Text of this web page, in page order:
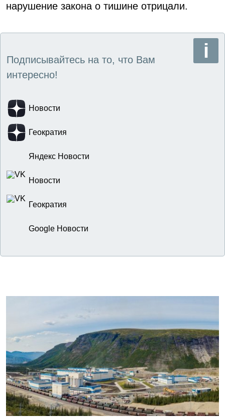
нарушение закона о тишине отрицали.
Подписывайтесь на то, что Вам
интересно!
Новости
Геократия
Яндекс Новости
Новости
Геократия
Google Новости